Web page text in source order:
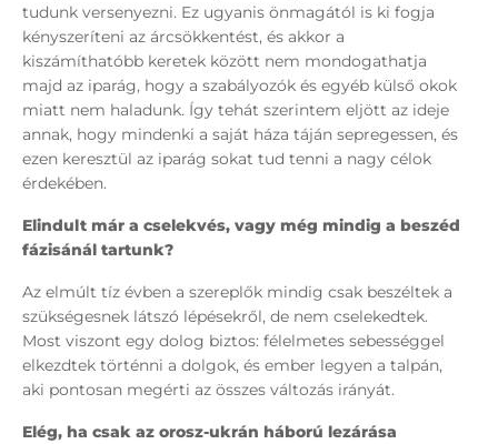
tudunk versenyezni. Ez ugyanis önmagától is ki fogja
kényszeríteni az árcsökkentést, és akkor a
kiszámíthatóbb keretek között nem mondogathatja
majd az iparág, hogy a szabályozók és egyéb külső okok
miatt nem haladunk. Így tehát szerintem eljött az ideje
annak, hogy mindenki a saját háza táján sepregessen, és
ezen keresztül az iparág sokat tud tenni a nagy célok
érdekében.
Elindult már a cselekvés, vagy még mindig a beszéd
fázisánál tartunk?
Az elmúlt tíz évben a szereplők mindig csak beszéltek a
szükségesnek látszó lépésekről, de nem cselekedtek.
Most viszont egy dolog biztos: félelmetes sebességgel
elkezdtek történni a dolgok, és ember legyen a talpán,
aki pontosan megérti az összes változás irányát.
Elég, ha csak az orosz-ukrán háború lezárása